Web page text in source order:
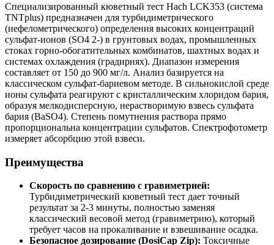
Специализированный кюветный тест Hach LCK353 (система
TNTplus) предназначен для турбидиметрического
(нефелометрического) определения высоких концентраций
сульфат-ионов (SO4 2-) в грунтовых водах, промышленных
стоках горно-обогатительных комбинатов, шахтных водах и
системах охлаждения (градирнях). Диапазон измерения
составляет от 150 до 900 мг/л. Анализ базируется на
классическом сульфат-бариевом методе. В сильнокислой среде
ионы сульфата реагируют с кристаллическим хлоридом бария,
образуя мелкодисперсную, нерастворимую взвесь сульфата
бария (BaSO4). Степень помутнения раствора прямо
пропорциональна концентрации сульфатов. Спектрофотометр
измеряет абсорбцию этой взвеси.
Преимущества
Скорость по сравнению с гравиметрией:
Турбидиметрический кюветный тест дает точный
результат за 2-3 минуты, полностью заменяя
классический весовой метод (гравиметрию), который
требует часов на прокаливание и взвешивание осадка.
Безопасное дозирование (DosiCap Zip): Токсичные